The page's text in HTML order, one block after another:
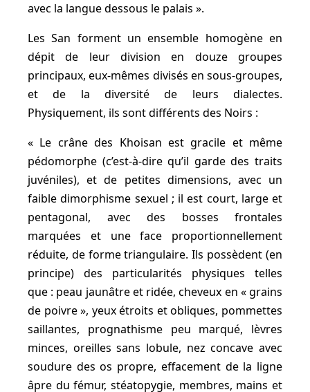
avec la langue dessous le palais ».
Les San forment un ensemble homogène en
dépit de leur division en douze groupes
principaux, eux-mêmes divisés en sous-groupes,
et de la diversité de leurs dialectes.
Physiquement, ils sont différents des Noirs :
« Le crâne des Khoisan est gracile et même
pédomorphe (c’est-à-dire qu’il garde des traits
juvéniles), et de petites dimensions, avec un
faible dimorphisme sexuel ; il est court, large et
pentagonal, avec des bosses frontales
marquées et une face proportionnellement
réduite, de forme triangulaire. Ils possèdent (en
principe) des particularités physiques telles
que : peau jaunâtre et ridée, cheveux en « grains
de poivre », yeux étroits et obliques, pommettes
saillantes, prognathisme peu marqué, lèvres
minces, oreilles sans lobule, nez concave avec
soudure des os propre, effacement de la ligne
âpre du fémur, stéatopygie, membres, mains et